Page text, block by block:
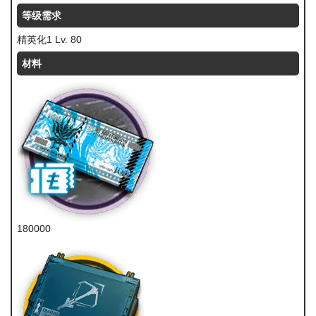
等级需求
精英化1 Lv. 80
材料
180000